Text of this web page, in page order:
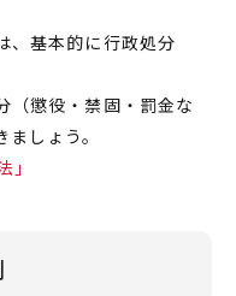
、基本的に行政処分
（懲役・禁固・罰金な
しょう。